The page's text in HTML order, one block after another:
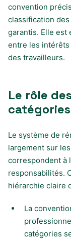
convention
classification
garantis. Elle est
entre les
des travailleurs.
Le rôle
Le système de
largement sur
correspondent à
responsabilités.
hiérarchie claire
La
catégories